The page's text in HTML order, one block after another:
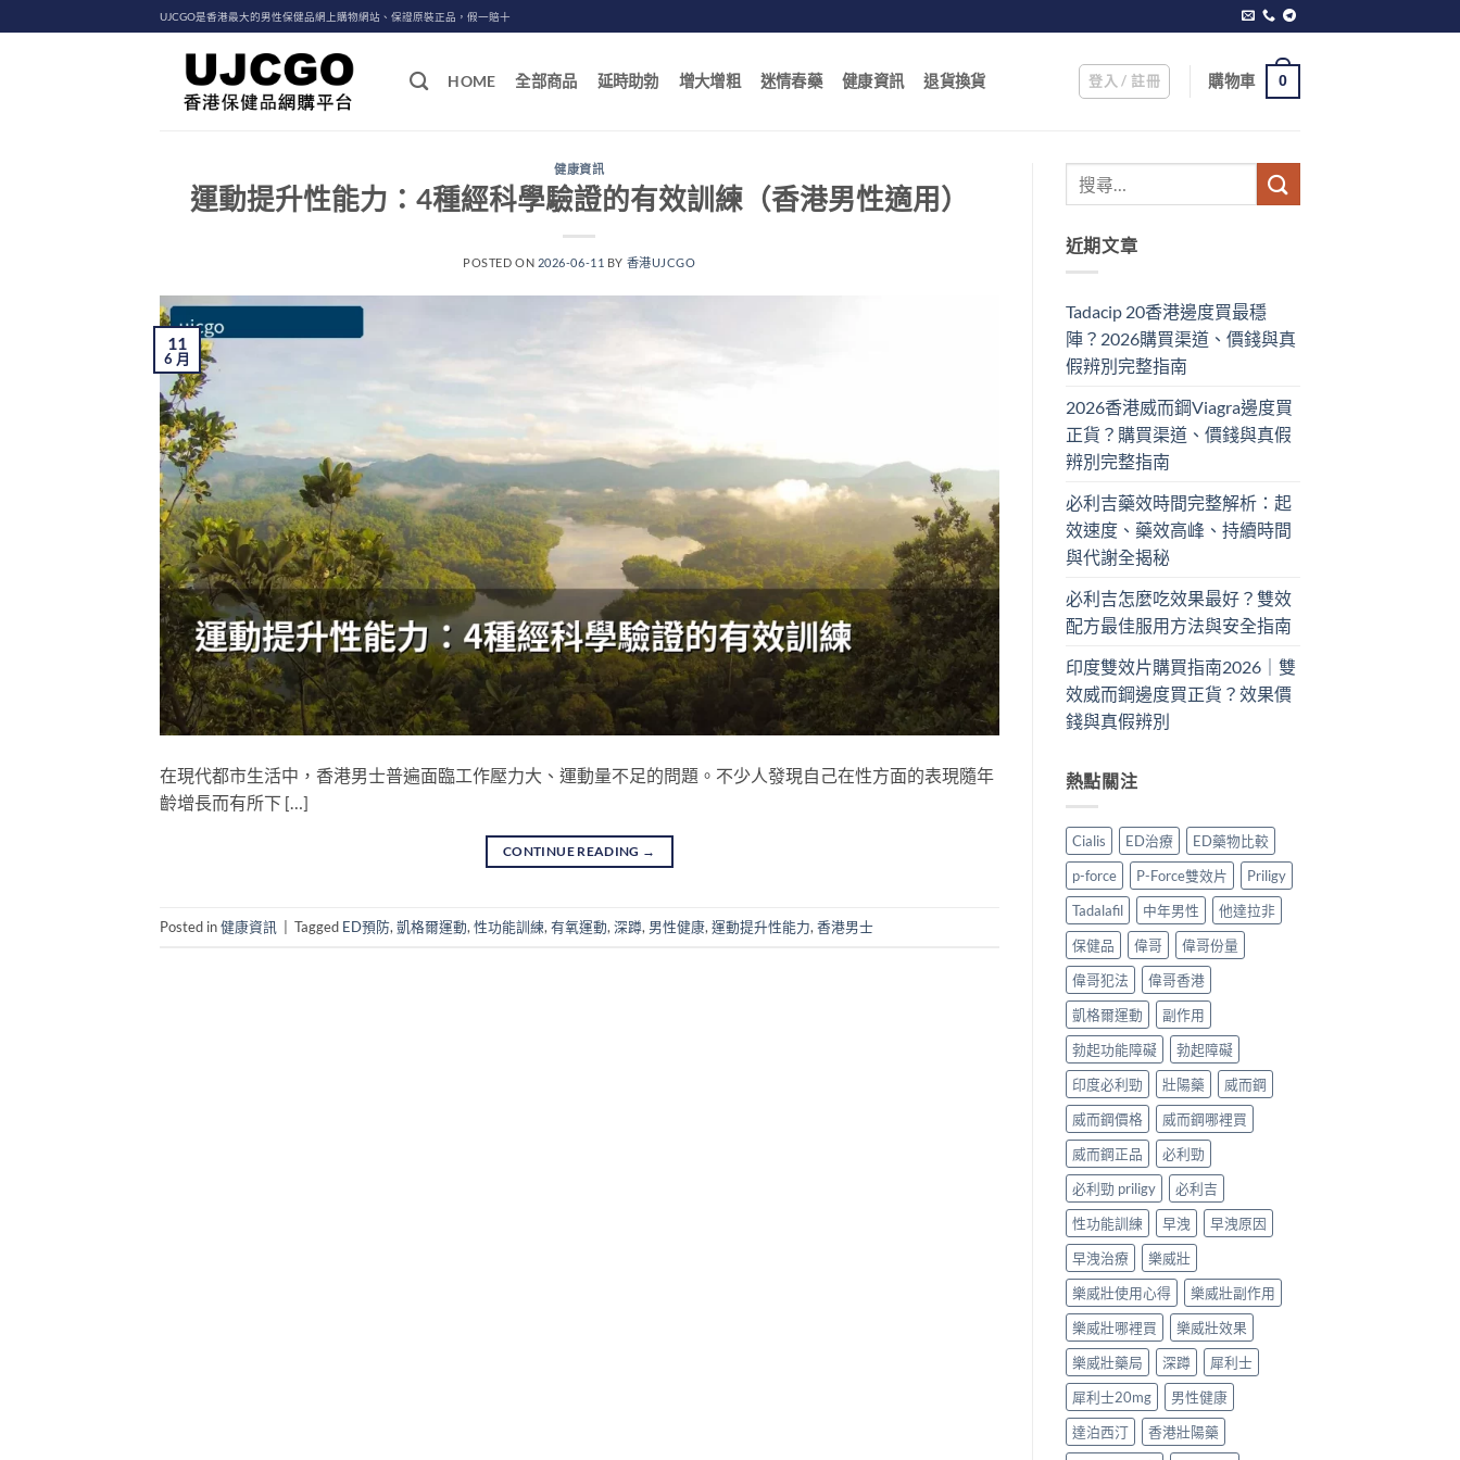
to
UJCGO是香港最大的男性保健品網上購物網站、保證原裝正品，假一賠十
HOME 全部商品 延時助勃 增大增粗 迷情春藥 健康資訊 退貨換貨 登入 / 註冊 購物車 0
健康資訊
運動提升性能力：4種經科學驗證的有效訓練（香港男性適用）
POSTED ON 2026-06-11 BY 香港UJCGO
11
6 月
在現代都市生活中，香港男士普遍面臨工作壓力大、運動量不足的問題。不少人發現自己在性方面的表現隨年
齡增長而有所下 […]
CONTINUE READING →
Posted in健康資訊 Tagged ED預防, 凱格爾運動, 性功能訓練, 有氧運動, 深蹲, 男性健康, 運動提升性能力, 香港男士
近期文章
Tadacip 20香港邊度買最穩
陣？2026購買渠道、價錢與真
假辨別完整指南
2026香港威而鋼Viagra邊度買
正貨？購買渠道、價錢與真假
辨別完整指南
必利吉藥效時間完整解析：起
效速度、藥效高峰、持續時間
與代謝全揭秘
必利吉怎麼吃效果最好？雙效
配方最佳服用方法與安全指南
印度雙效片購買指南2026｜雙
效威而鋼邊度買正貨？效果價
錢與真假辨別
熱點關注
Cialis ED治療
ED藥物比較
p-force
P-Force雙效片
Priligy
Tadalafil
中年男性
他達拉非
保健品
偉哥
偉哥份量
偉哥犯法
偉哥香港
凱格爾運動
副作用
勃起功能障礙
勃起障礙
印度必利勁
壯陽藥
威而鋼
威而鋼價格
威而鋼哪裡買
威而鋼正品
必利勁
必利勁 priligy
必利吉
性功能訓練
早洩
早洩原因
早洩治療
樂威壯
樂威壯使用心得
樂威壯副作用
樂威壯哪裡買
樂威壯效果
樂威壯藥局
深蹲
犀利士
犀利士20mg
男性健康
達泊西汀
香港壯陽藥